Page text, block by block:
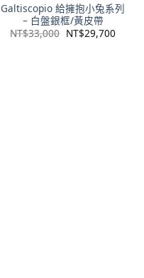
Galtiscopio 給擁抱小兔系列
– 白盤銀框/黃皮帶
NT$33,000 NT$29,700